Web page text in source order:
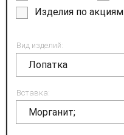
Изделия по акциям
Вид изделий:
Лопатка
Вставка:
Морганит;